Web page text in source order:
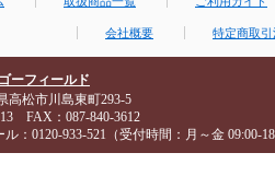
会社概要 特定商取
ーフィールド
高松市川島東町293-5
FAX：087-840-3612
：0120-933-521（受付時間：月～金 09:00-